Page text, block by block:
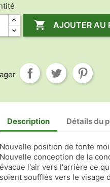
 AJOUTER AU
Description Détails du
Nouvelle position de tonte
Nouvelle conception de la
évacue l'air vers l'arrière ce
soient soufflés vers le visage